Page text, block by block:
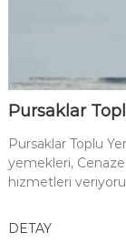
Pursaklar
Pursaklar Toplu
yemekleri,
hizmetleri
DETAY